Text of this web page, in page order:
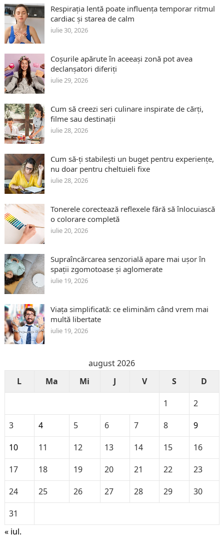
Respirația lentă poate influența temporar ritmul
cardiac și starea de calm
iulie 30, 2026
Coșurile apărute în aceeași zonă pot avea
declanșatori diferiți
iulie 29, 2026
Cum să creezi seri culinare inspirate de cărți,
filme sau destinații
iulie 28, 2026
Cum să-ți stabilești un buget pentru experiențe,
nu doar pentru cheltuieli fixe
iulie 28, 2026
Tonerele corectează reflexele fără să înlocuiască
o colorare completă
iulie 20, 2026
Supraîncărcarea senzorială apare mai ușor în
spații zgomotoase și aglomerate
iulie 19, 2026
Viața simplificată: ce eliminăm când vrem mai
multă libertate
iulie 19, 2026
august 2026
L
Ma Mi J V S
D
1
2
3
4 5 6 7 8
9
10
11 12 13 14 15
16
17
18 19 20 21 22
23
24
25 26 27 28 29
30
31
« iul.